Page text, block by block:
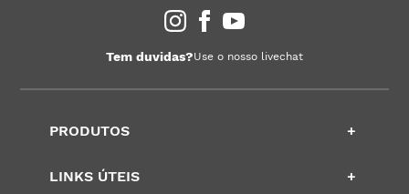
Tem duvidas?Use o nosso livechat
PRODUTOS +
LINKS ÚTEIS +